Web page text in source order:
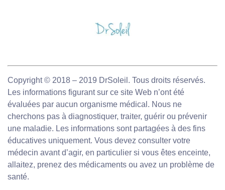
Copyright © 2018 – 2019 DrSoleil. Tous droits réservés.
Les informations figurant sur ce site Web n’ont été
évaluées par aucun organisme médical. Nous ne
cherchons pas à diagnostiquer, traiter, guérir ou prévenir
une maladie. Les informations sont partagées à des fins
éducatives uniquement. Vous devez consulter votre
médecin avant d’agir, en particulier si vous êtes enceinte,
allaitez, prenez des médicaments ou avez un problème de
santé.